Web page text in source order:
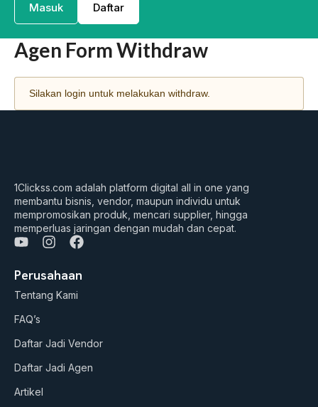
Masuk Daftar
Agen Form Withdraw
Silakan login untuk melakukan withdraw.
1Clickss.com adalah platform digital all in one yang
membantu bisnis, vendor, maupun individu untuk
mempromosikan produk, mencari supplier, hingga
memperluas jaringan dengan mudah dan cepat.
Y
u
t
u
b
e
I
s
t
a
a
F
c
e
b
k
Perusahaan
Tentang Kami
FAQ’s
Daftar Jadi Vendor
Daftar Jadi Agen
Artikel